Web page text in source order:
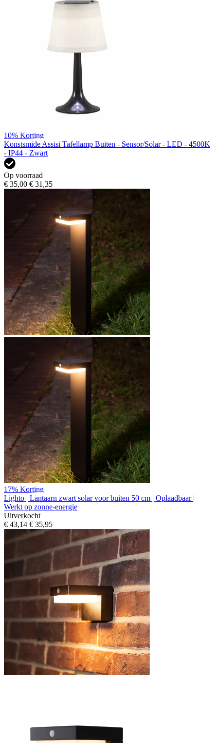
10% Korting
Konstsmide Assisi Tafellamp Buiten - Sensor/Solar - LED - 4500K
- IP44 - Zwart
Op voorraad
€ 35,00 € 31,35
17% Korting
Lighto | Lantaarn zwart solar voor buiten 50 cm | Oplaadbaar |
Werkt op zonne-energie
Uitverkocht
€ 43,14 € 35,95